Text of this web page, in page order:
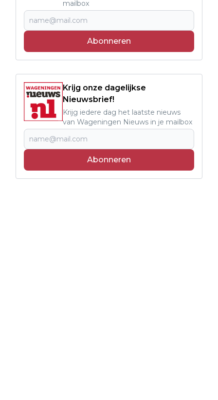
mailbox
Abonneren
Krijg onze dagelijkse
Nieuwsbrief!
Krijg iedere dag het laatste nieuws
van Wageningen Nieuws in je mailbox
Abonneren